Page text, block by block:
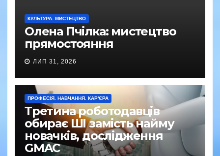
КУЛЬТУРА. МИСТЕЦТВО
Олена Пчілка: мистецтво
прямостояння
ЛИП 31, 2026
ПРОФЕСІЯ. НАВЧАННЯ. КАР'ЄРА
Третина роботодавців
обирає ШІ замість найму
новачків, дослідження
GMAC